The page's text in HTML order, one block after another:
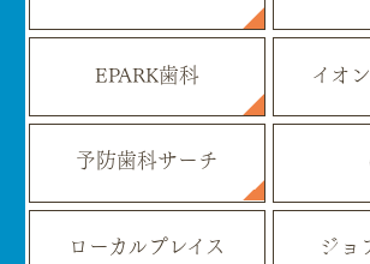
EPARK歯科 イオ
予防歯科サーチ
ローカルプレイス ジョ